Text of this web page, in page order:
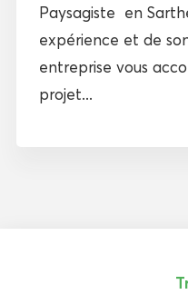
Paysagiste en
expérience et de
entreprise vous
projet...